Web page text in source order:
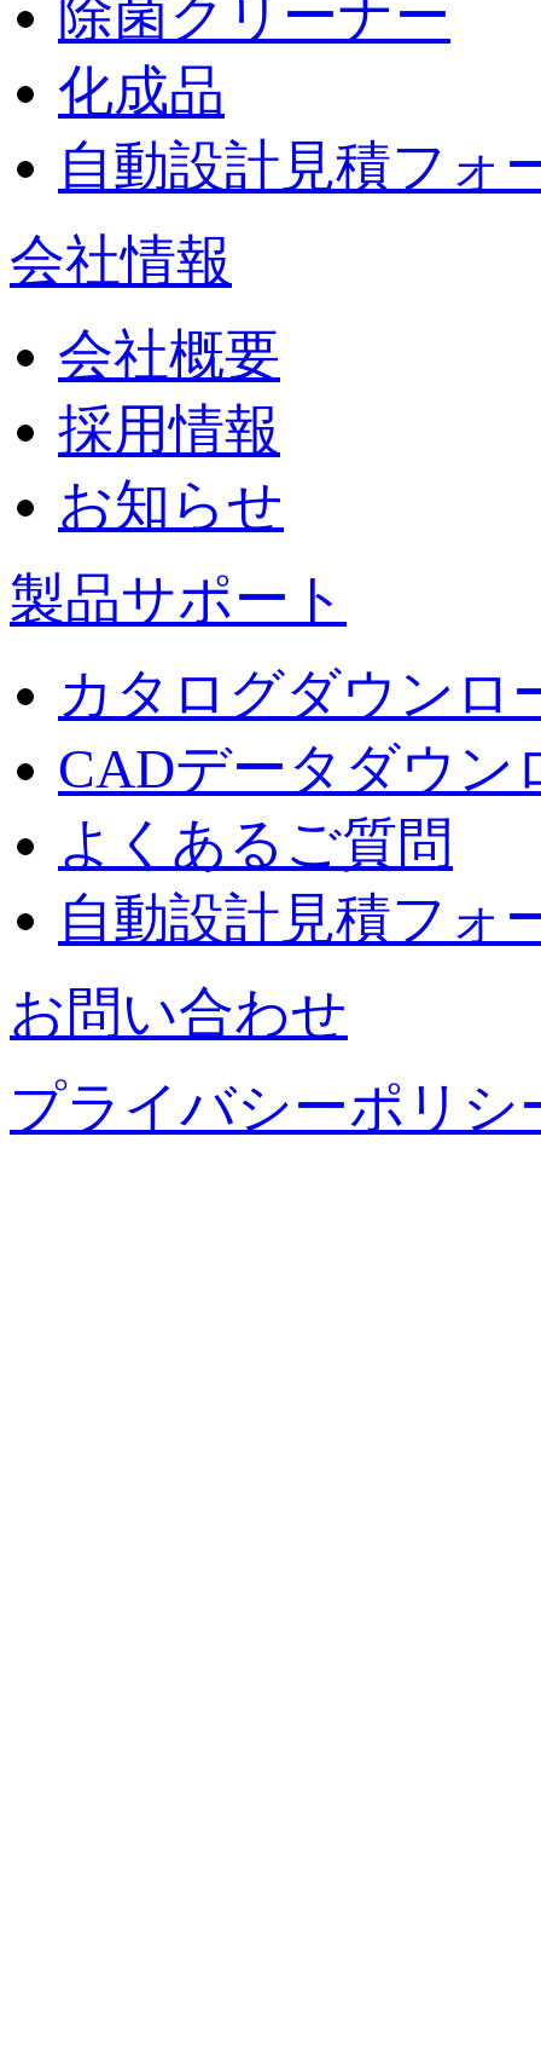
除菌クリーナー
化成品
自動設計見積フォ
会社情報
会社概要
採用情報
お知らせ
製品サポート
カタログダウンロ
CADデータダウン
よくあるご質問
自動設計見積フォ
お問い合わせ
プライバシーポリシ